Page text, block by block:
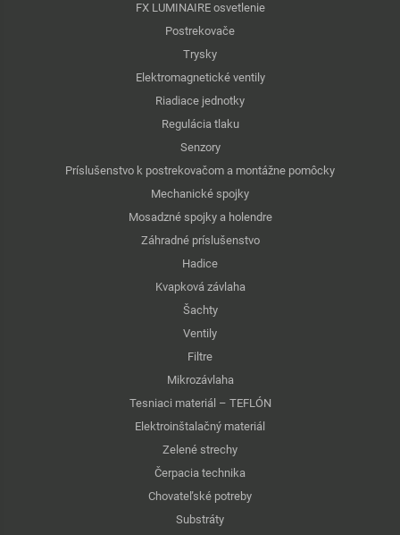
FX LUMINAIRE osvetlenie
Postrekovače
Trysky
Elektromagnetické ventily
Riadiace jednotky
Regulácia tlaku
Senzory
Príslušenstvo k postrekovačom a montážne pomôcky
Mechanické spojky
Mosadzné spojky a holendre
Záhradné príslušenstvo
Hadice
Kvapková závlaha
Šachty
Ventily
Filtre
Mikrozávlaha
Tesniaci materiál – TEFLÓN
Elektroinštalačný materiál
Zelené strechy
Čerpacia technika
Chovateľské potreby
Substráty